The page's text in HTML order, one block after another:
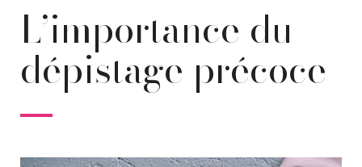
L’importance du
dépistage précoce